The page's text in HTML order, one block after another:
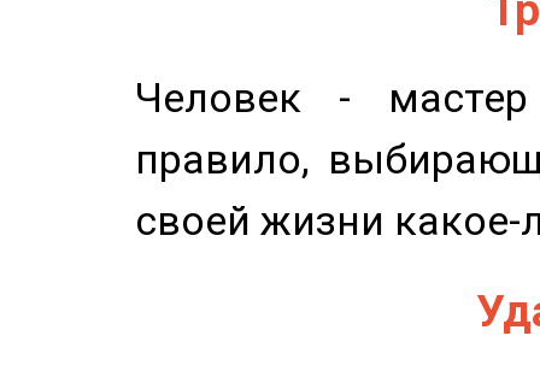
Человек -
правило,
своей жизни какое-